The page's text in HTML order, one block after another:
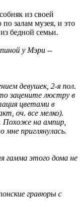
из своей
залам музея, и это
бедной семьи.
у Мэри --
девушек, 2-я пол.
зацените люстру в
цветами в
оч. все мелко).
Похоже на ампир,
мне приглянулась.
гамма этого дома не
гравюры с